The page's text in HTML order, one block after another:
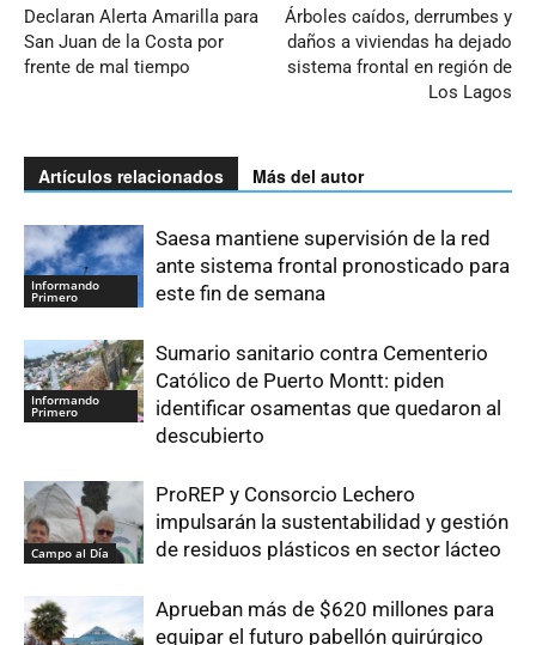
Declaran Alerta Amarilla para
San Juan de la Costa por
frente de mal tiempo
Árboles caídos, derrumbes y
daños a viviendas ha dejado
sistema frontal en región de
Los Lagos
Artículos relacionados Más del autor
Informando
Primero
Saesa mantiene supervisión de la red
ante sistema frontal pronosticado para
este fin de semana
Informando
Primero
Sumario sanitario contra Cementerio
Católico de Puerto Montt: piden
identificar osamentas que quedaron al
descubierto
Campo al Día
ProREP y Consorcio Lechero
impulsarán la sustentabilidad y gestión
de residuos plásticos en sector lácteo
Aprueban más de $620 millones para
equipar el futuro pabellón quirúrgico